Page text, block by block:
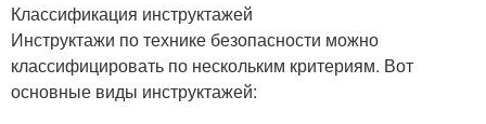
Классификация инструктажей
Инструктажи по технике безопасности можно
классифицировать по нескольким критериям. Вот
основные виды инструктажей: